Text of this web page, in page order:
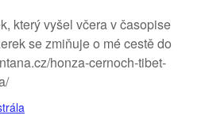
který vyšel včera v časopise
se zmiňuje o mé cestě do
honza-cernoch-tibet-